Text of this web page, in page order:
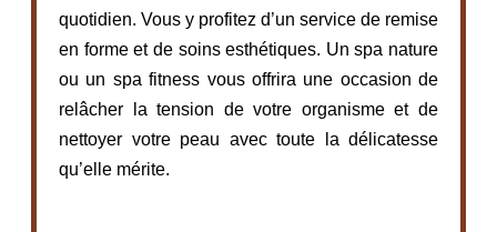
quotidien. Vous y profitez d’un service de remise
en forme et de soins esthétiques. Un spa nature
ou un spa fitness vous offrira une occasion de
relâcher la tension de votre organisme et de
nettoyer votre peau avec toute la délicatesse
qu’elle mérite.